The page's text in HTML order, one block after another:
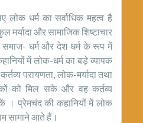
लोक धर्म का सर्वाधिक महत्व है
मर्यादा और सामाजिक शिष्टाचार
समाज- धर्म और देश धर्म के रूप में
में लोक-धर्म का बड़े व्यापक
परायणता, लोक-मर्यादा तथा
को मिल सके और वह कर्तव्य
। प्रेमचंद की कहानियों में लोक
सामाने आते हैं।